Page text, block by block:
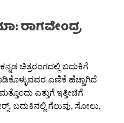
ರಾಗವೇಂದ್ರ
ಚಿತ್ರರಂಗದಲ್ಲಿ ಬದುಕಿಗೆ
ಎಣಿಕೆ ಹೆಚ್ಚಾಗಿದೆ
ಎತ್ತುಗೆ ಇತ್ತೀಚಿಗೆ
ಬದುಕಿನಲ್ಲಿ ಗೆಲುವು, ಸೋಲು,